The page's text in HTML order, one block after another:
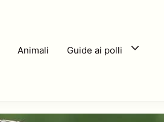
Animali Guide ai polli